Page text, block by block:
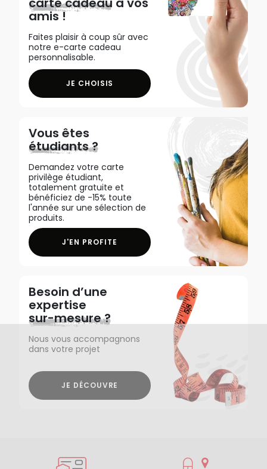
amis !
Faites plaisir à coup sûr avec
notre e-carte cadeau
personnalisable.
JE CHOISIS
Vous êtes
étudiants ?
Demandez votre carte
privilège étudiant,
totalement gratuite et
bénéficiez de -15% toute
l'année sur une sélection de
produits.
J'EN PROFITE
Besoin d’une
expertise
sur-mesure ?
Nous vous accompagnons
dans votre projet
JE DÉCOUVRE